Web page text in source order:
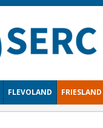
FLEVOLAND FRIESLAND